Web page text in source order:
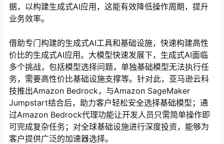
据，以构建生成式AI应用，这能有效降低操作周期，提升
业务效率。
借助专门构建的生成式AI工具和基础设施，快速构建高性
价比的生成式AI应用。大模型快速发展下，生成式AI面临
多个挑战，包括模型选择问题，单独基础模型无法执行任
务，需要高性价比基础设施支撑等。针对此，亚马逊云科
技推出Amazon Bedrock，与Amazon SageMaker
Jumpstart结合后，助力客户轻松安全选择基础模型；通
过Amazon Bedrock代理功能让开发人员只需简单操作即
可完成复杂任务；对全球基础设施进行深度投资，能够为
客户提供广泛的加速器选择。